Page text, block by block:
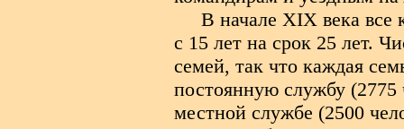
В начале XIX века все
с 15 лет на срок 25 лет.
семей, так что каждая
постоянную службу (2775
местной службе (2500